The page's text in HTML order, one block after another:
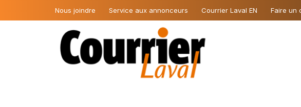
Nous joindre Service aux annonceurs Courrier Laval EN Faire un